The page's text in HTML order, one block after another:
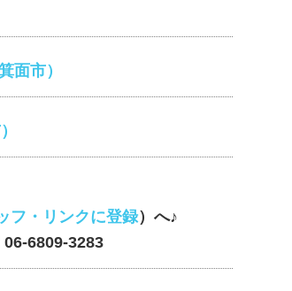
面市）
フ・リンクに登録） へ♪
06-6809-3283